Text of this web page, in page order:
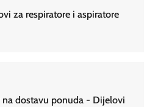
za respiratore i aspiratore
na dostavu ponuda - Dijelovi